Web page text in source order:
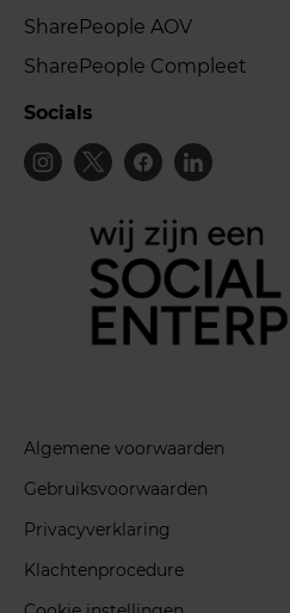
SharePeople AOV
SharePeople Compleet
Socials
Algemene voorwaarden
Gebruiksvoorwaarden
Privacyverklaring
Klachtenprocedure